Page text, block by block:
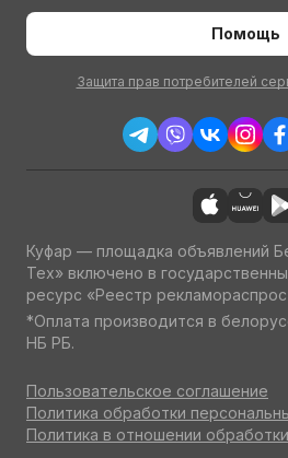
Помощь
Защита прав потребителей
Куфар — площадка объявлений
Тех» включено в
ресурс «Реестр
*Оплата производится в
НБ РБ.
Пользовательское соглашение
Политика обработки
Политика в отношении